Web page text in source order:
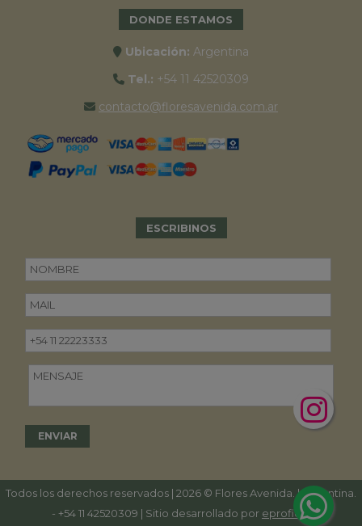
DONDE ESTAMOS
Ubicación: Argentina
Tel.: +54 11 42520309
contacto@floresavenida.com.ar
ESCRIBINOS
Todos los derechos reservados | 2026 © Flores Avenida. | Argentina.
- +54 11 42520309 | Sitio desarrollado por eproficio